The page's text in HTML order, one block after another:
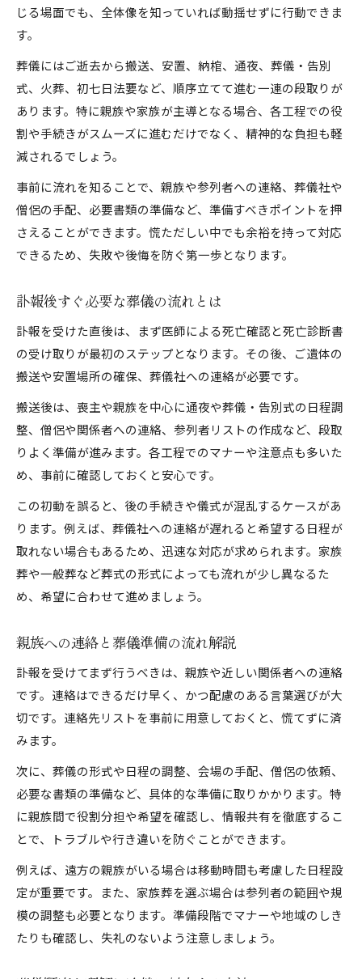
じる場面でも、全体像を知っていれば動揺せずに行動できま
す。
葬儀にはご逝去から搬送、安置、納棺、通夜、葬儀・告別
式、火葬、初七日法要など、順序立てて進む一連の段取りが
あります。特に親族や家族が主導となる場合、各工程での役
割や手続きがスムーズに進むだけでなく、精神的な負担も軽
減されるでしょう。
事前に流れを知ることで、親族や参列者への連絡、葬儀社や
僧侶の手配、必要書類の準備など、準備すべきポイントを押
さえることができます。慌ただしい中でも余裕を持って対応
できるため、失敗や後悔を防ぐ第一歩となります。
訃報後すぐ必要な葬儀の流れとは
訃報を受けた直後は、まず医師による死亡確認と死亡診断書
の受け取りが最初のステップとなります。その後、ご遺体の
搬送や安置場所の確保、葬儀社への連絡が必要です。
搬送後は、喪主や親族を中心に通夜や葬儀・告別式の日程調
整、僧侶や関係者への連絡、参列者リストの作成など、段取
りよく準備が進みます。各工程でのマナーや注意点も多いた
め、事前に確認しておくと安心です。
この初動を誤ると、後の手続きや儀式が混乱するケースがあ
ります。例えば、葬儀社への連絡が遅れると希望する日程が
取れない場合もあるため、迅速な対応が求められます。家族
葬や一般葬など葬式の形式によっても流れが少し異なるた
め、希望に合わせて進めましょう。
親族への連絡と葬儀準備の流れ解説
訃報を受けてまず行うべきは、親族や近しい関係者への連絡
です。連絡はできるだけ早く、かつ配慮のある言葉選びが大
切です。連絡先リストを事前に用意しておくと、慌てずに済
みます。
次に、葬儀の形式や日程の調整、会場の手配、僧侶の依頼、
必要な書類の準備など、具体的な準備に取りかかります。特
に親族間で役割分担や希望を確認し、情報共有を徹底するこ
とで、トラブルや行き違いを防ぐことができます。
例えば、遠方の親族がいる場合は移動時間も考慮した日程設
定が重要です。また、家族葬を選ぶ場合は参列者の範囲や規
模の調整も必要となります。準備段階でマナーや地域のしき
たりも確認し、失礼のないよう注意しましょう。